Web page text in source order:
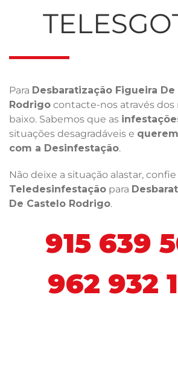
Para Desbaratização Figueira De
Rodrigo contacte-nos através
baixo. Sabemos que as
situações desagradáveis e
com a Desinfestação.
Não deixe a situação alastar, confie
Teledesinfestação para
De Castelo Rodrigo.
915 639
962 932